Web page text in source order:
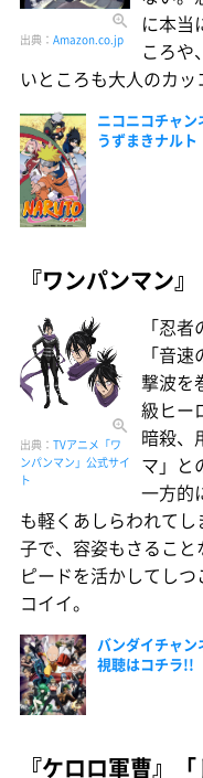
出典： Amazon.co.jp
に本当
ころや
いところも大人のカッ
ニコニコチャ
うずまきナル
『ワンパンマン
出典： TVアニメ「ワ
ンパンマン」公式サイ
ト
「忍
「音
撃波を
級ヒー
暗殺、
マ」と
一方的
も軽くあしらわれて
子で、容姿もさるこ
ピードを活かしてし
コイイ。
バンダイチャ
視聴はコチラ!!
『ケロロ軍曹』「